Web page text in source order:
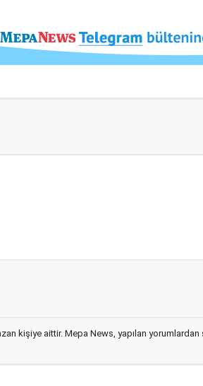
kişiye aittir. Mepa News, yapılan